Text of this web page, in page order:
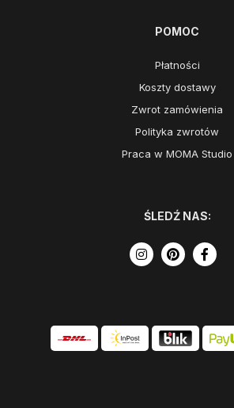
POMOC
Płatności
Koszty dostawy
Zwrot zamówienia
Polityka zwrotów
Praca w MOMA Studio
ŚLEDŹ NAS: